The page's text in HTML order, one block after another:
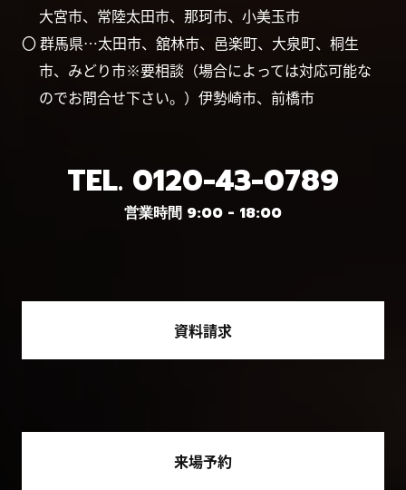
大宮市、常陸太田市、那珂市、小美玉市
〇 群馬県…太田市、舘林市、邑楽町、大泉町、桐生
市、みどり市※要相談（場合によっては対応可能な
のでお問合せ下さい。）伊勢崎市、前橋市
TEL. 0120-43-0789
営業時間 9:00 - 18:00
資料請求
来場予約